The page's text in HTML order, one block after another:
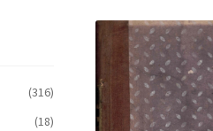
(316)
(18)